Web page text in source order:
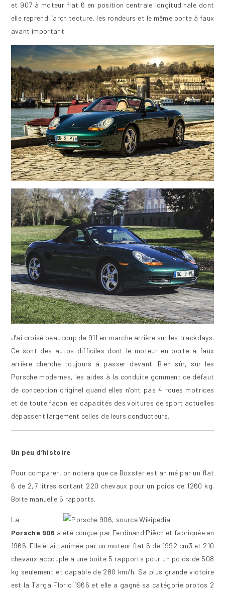
et 907 à moteur flat 6 en position centrale longitudinale dont
elle reprend l’architecture, les rondeurs et le même porte à faux
avant important.
J’ai croisé beaucoup de 911 en marche arrière sur les trackdays.
Ce sont des autos difficiles dont le moteur en porte à faux
arrière cherche toujours à passer devant. Bien sûr, sur les
Porsche modernes, les aides à la conduite gomment ce défaut
de conception originel quand elles n’ont pas 4 roues motrices
et de toute façon les capacités des voitures de sport actuelles
dépassent largement celles de leurs conducteurs.
Un peu d’histoire
Pour comparer, on notera que ce Boxster est animé par un flat
6 de 2,7 litres sortant 220 chevaux pour un poids de 1260 kg.
Boite manuelle 5 rapports.
La
Porsche 906 a été conçue par Ferdinand Piëch et fabriquée en
1966. Elle était animée par un moteur flat 6 de 1992 cm3 et 210
chevaux accouplé à une boite 5 rapports pour un poids de 508
kg seulement et capable de 280 km/h. Sa plus grande victoire
est la Targa Florio 1966 et elle a gagné sa catégorie protos 2